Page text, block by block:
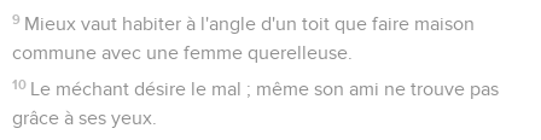
9 Mieux vaut habiter à l'angle d'un toit que faire maison
commune avec une femme querelleuse.
10 Le méchant désire le mal ; même son ami ne trouve pas
grâce à ses yeux.